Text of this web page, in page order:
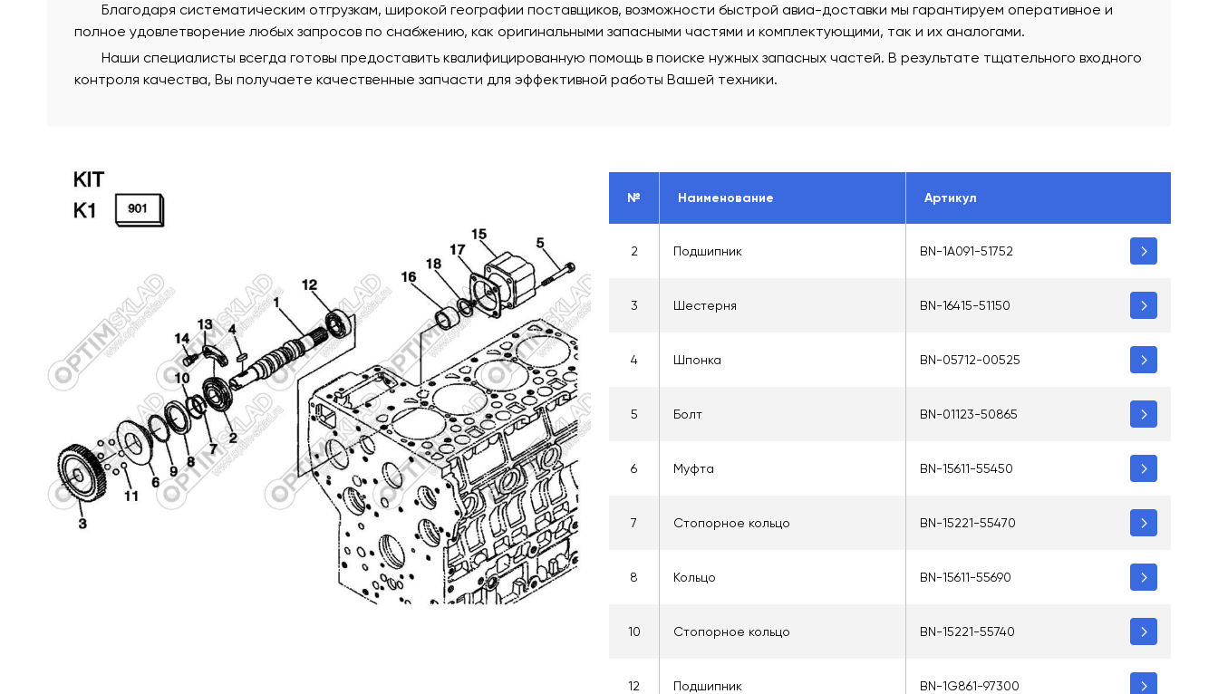
Благодаря систематическим отгрузкам, широкой географии поставщиков, возможности быстрой авиа-доставки мы гарантируем оперативное и
полное удовлетворение любых запросов по снабжению, как оригинальными запасными частями и комплектующими, так и их аналогами.
Наши специалисты всегда готовы предоставить квалифицированную помощь в поиске нужных запасных частей. В результате тщательного входного
контроля качества, Вы получаете качественные запчасти для эффективной работы Вашей техники.
№ Наименование Артикул
2 Подшипник BN-1A091-51752
3 Шестерня BN-16415-51150
4 Шпонка BN-05712-00525
5 Болт BN-01123-50865
6 Муфта BN-15611-55450
7 Стопорное кольцо BN-15221-55470
8 Кольцо BN-15611-55690
10 Стопорное кольцо BN-15221-55740
12 Подшипник BN-1G861-97300